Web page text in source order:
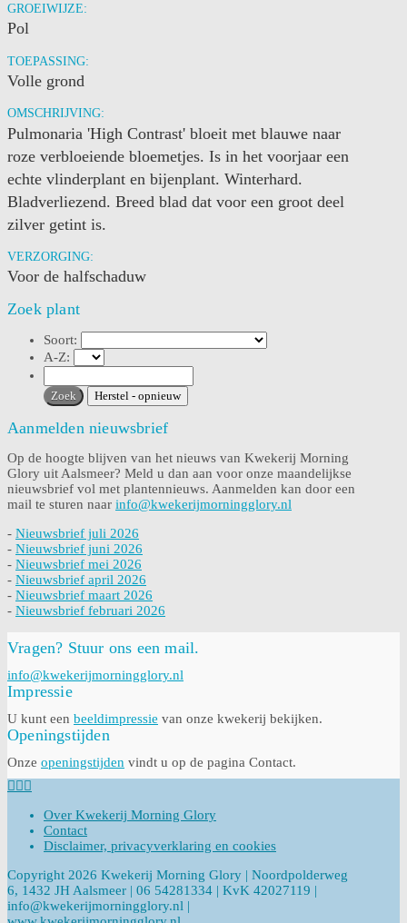
GROEIWIJZE:
Pol
TOEPASSING:
Volle grond
OMSCHRIJVING:
Pulmonaria 'High Contrast' bloeit met blauwe naar
roze verbloeiende bloemetjes. Is in het voorjaar een
echte vlinderplant en bijenplant. Winterhard.
Bladverliezend. Breed blad dat voor een groot deel
zilver getint is.
VERZORGING:
Voor de halfschaduw
Zoek plant
Soort:
A-Z:
Aanmelden nieuwsbrief
Op de hoogte blijven van het nieuws van Kwekerij Morning
Glory uit Aalsmeer? Meld u dan aan voor onze maandelijkse
nieuwsbrief vol met plantennieuws. Aanmelden kan door een
mail te sturen naar info@kwekerijmorningglory.nl
- Nieuwsbrief juli 2026
- Nieuwsbrief juni 2026
- Nieuwsbrief mei 2026
- Nieuwsbrief april 2026
- Nieuwsbrief maart 2026
- Nieuwsbrief februari 2026
Vragen? Stuur ons een mail.
info@kwekerijmorningglory.nl
Impressie
U kunt een beeldimpressie van onze kwekerij bekijken.
Openingstijden
Onze openingstijden vindt u op de pagina Contact.
Over Kwekerij Morning Glory
Contact
Disclaimer, privacyverklaring en cookies
Copyright 2026 Kwekerij Morning Glory | Noordpolderweg
6, 1432 JH Aalsmeer | 06 54281334 | KvK 42027119 |
info@kwekerijmorningglory.nl |